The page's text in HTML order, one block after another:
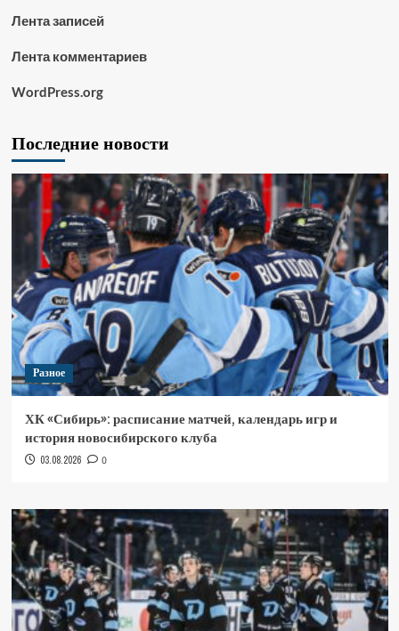
Лента записей
Лента комментариев
WordPress.org
Последние новости
Разное
ХК «Сибирь»: расписание матчей, календарь игр и
история новосибирского клуба
03.08.2026 0